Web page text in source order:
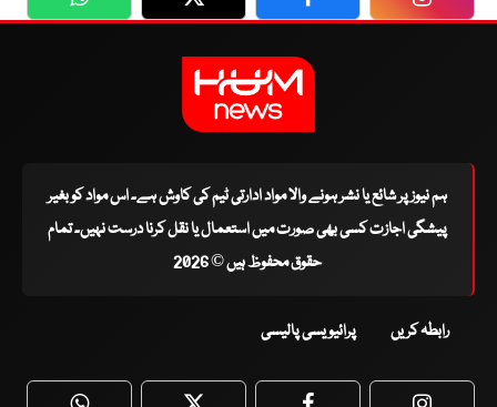
WhatsApp Twitter Facebook
ہم نیوز پر شائع یا نشر ہونے والا مواد ادارتی ٹیم کی کاوش ہے۔ اس مواد کو بغیر
پیشگی اجازت کسی بھی صورت میں استعمال یا نقل کرنا درست نہیں۔ تمام
حقوق محفوظ ہیں © 2026
رابطہ کریں پرائیویسی پالیسی